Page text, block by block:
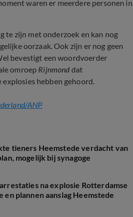
waren er meerdere personen in
te zijn met onderzoek en kan nog
oorzaak. Ook zijn er nog geen
bevestigt een woordvoerder
omroep Rijnmond dat
hebben gehoord.
ANP
tieners Heemstede verdacht van
mogelijk bij synagoge
na explosie Rotterdamse
en plannen aanslag Heemstede